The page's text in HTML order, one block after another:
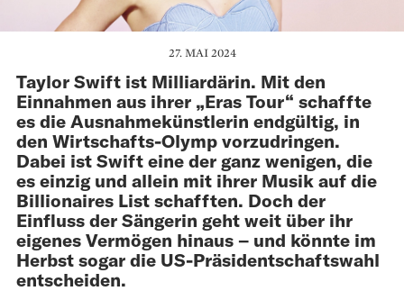
27. MAI 2024
Taylor Swift ist Milliardärin. Mit den
Einnahmen aus ihrer „Eras Tour“ schaffte
es die Ausnahme­künstlerin endgültig, in
den Wirtschafts-Olymp vorzudringen.
Dabei ist Swift eine der ganz wenigen, die
es einzig und allein mit ihrer Musik auf die
Billionaires List schafften. Doch der
Einfluss der Sängerin geht weit über ihr
eigenes Vermögen hinaus – und könnte im
Herbst sogar die US-Präsidentschafts­wahl
entscheiden.